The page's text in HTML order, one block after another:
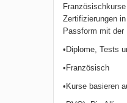
Zertifizierungen
Passform mit der
•Diplome, Tests
•Französisch
•Kurse basieren